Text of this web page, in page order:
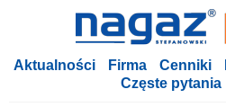
Aktualności Firma Cenniki
Częste pytania